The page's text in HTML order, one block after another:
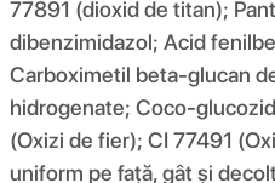
77891 (dioxid de titan);
dibenzimidazol; Acid
Carboximetil beta-glucan
hidrogenate; Coco-
(Oxizi de fier); CI 77491
uniform pe față, gât și